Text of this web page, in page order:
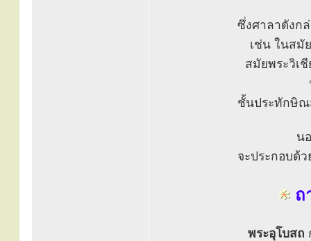
ซึ่งศาลาดังก
เช่น ในสมั
สมัยพระวิเ
ชั้นประทักษิณ
น
จะประกอบด้
ถ
พระอุโบสถ